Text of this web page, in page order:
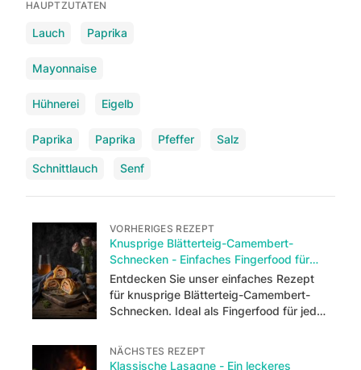
HAUPTZUTATEN
Lauch Paprika
Mayonnaise
Hühnerei Eigelb
Paprika Paprika Pfeffer Salz
Schnittlauch Senf
VORHERIGES REZEPT
Knusprige Blätterteig-Camembert-
Schnecken - Einfaches Fingerfood für
jeden Anlass
Entdecken Sie unser einfaches Rezept
für knusprige Blätterteig-Camembert-
Schnecken. Ideal als Fingerfood für jede
NÄCHSTES REZEPT
Klassische Lasagne - Ein leckeres